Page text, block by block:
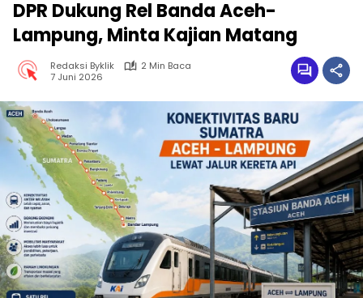
DPR Dukung Rel Banda Aceh-
Lampung, Minta Kajian Matang
Redaksi Byklik
2 Min Baca
7 Juni 2026